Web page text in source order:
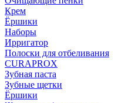
Крем
Ёршики
Наборы
Ирригатор
Полоски для отбеливания
CURAPROX
Зубная паста
Зубные щетки
Ёршики